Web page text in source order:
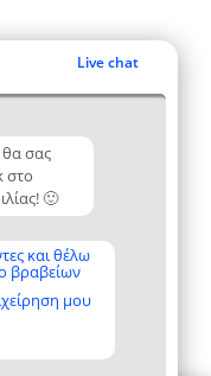
Live chat
θα σας
στο
🙂
και θέλω
βραβείων
μου